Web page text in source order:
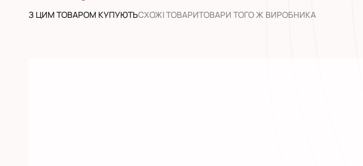
З ЦИМ ТОВАРОМ КУПУЮТЬCХОЖІ ТОВАРИТОВАРИ ТОГО Ж ВИРОБНИКА